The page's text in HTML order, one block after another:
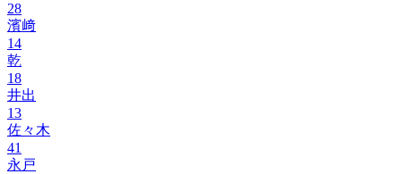
28
濱﨑
14
乾
18
井出
13
佐々木
41
永戸